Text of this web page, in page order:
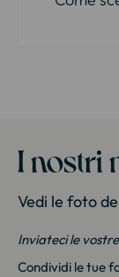
I nostri
Vedi le foto
Inviateci le
Condividi le tue